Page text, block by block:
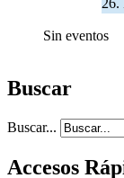
Sin eventos
Buscar
Buscar...
Accesos